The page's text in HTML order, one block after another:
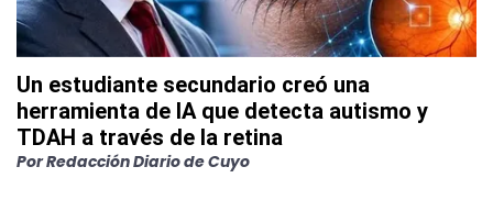
Un estudiante secundario creó una
herramienta de IA que detecta autismo y
TDAH a través de la retina
PorRedacción Diario de Cuyo